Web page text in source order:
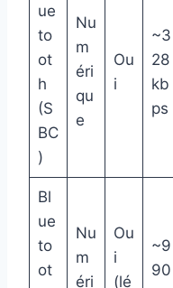
ue
to
ot
h
(S
BC
)
Nu
m
éri
qu
e
Ou
i
~3
28
kb
ps
Bl
ue
to
ot
Nu
m
éri
Ou
i
(lé
~9
90